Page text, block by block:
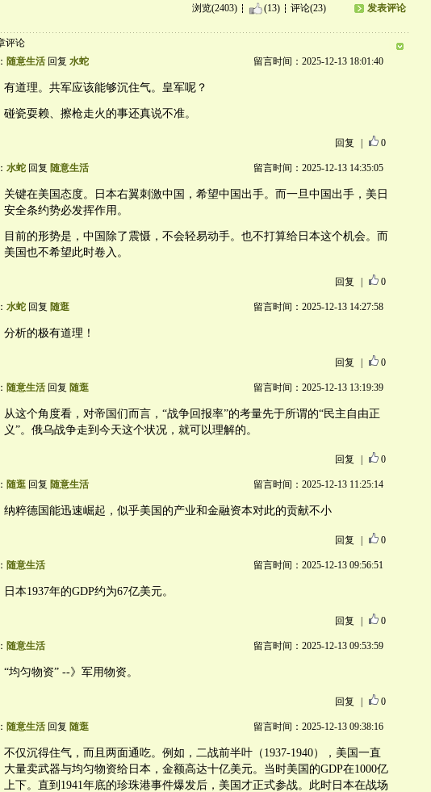
浏览(2403) (13) 评论(23) 发表评论
评论
随意生活回复 水蛇 留言时间：2025-12-13 18:01:40
有道理。共军应该能够沉住气。皇军呢？
碰瓷耍赖、擦枪走火的事还真说不准。
回复 0
水蛇回复 随意生活 留言时间：2025-12-13 14:35:05
关键在美国态度。日本右翼刺激中国，希望中国出手。而一旦中国出手，美日
安全条约势必发挥作用。
目前的形势是，中国除了震慑，不会轻易动手。也不打算给日本这个机会。而
美国也不希望此时卷入。
回复 0
水蛇回复 随逛 留言时间：2025-12-13 14:27:58
分析的极有道理！
回复 0
随意生活回复 随逛 留言时间：2025-12-13 13:19:39
从这个角度看，对帝国们而言，“战争回报率”的考量先于所谓的“民主自由正
义”。俄乌战争走到今天这个状况，就可以理解的。
回复 0
随逛回复 随意生活 留言时间：2025-12-13 11:25:14
纳粹德国能迅速崛起，似乎美国的产业和金融资本对此的贡献不小
回复 0
随意生活 留言时间：2025-12-13 09:56:51
日本1937年的GDP约为67亿美元。
回复 0
随意生活 留言时间：2025-12-13 09:53:59
“均匀物资” --》军用物资。
回复 0
随意生活回复 随逛 留言时间：2025-12-13 09:38:16
不仅沉得住气，而且两面通吃。例如，二战前半叶（1937-1940），美国一直
大量卖武器与均匀物资给日本，金额高达十亿美元。当时美国的GDP在1000亿
上下。直到1941年底的珍珠港事件爆发后，美国才正式参战。此时日本在战场